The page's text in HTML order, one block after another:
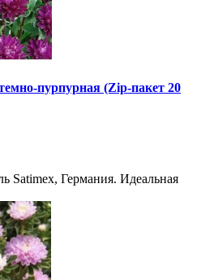
пурпурная (Zip-пакет 20
Satimex, Германия. Идеальная